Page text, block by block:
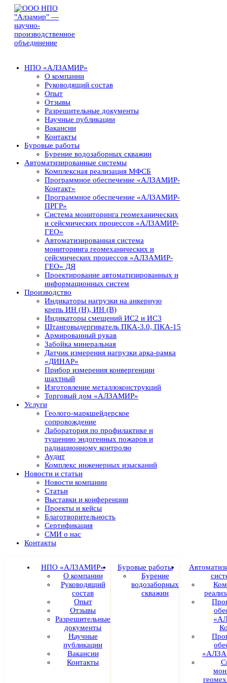
НПО «АЛЗАМИР»
О компании
Руководящий состав
Опыт
Отзывы
Разрешительные документы
Научные публикации
Вакансии
Контакты
Буровые работы
Бурение водозаборных скважин
Автоматизированные системы
Комплексная реализация МФСБ
Программное обеспечение «АЛЗАМИР-
Контакт»
Программное обеспечение «АЛЗАМИР-
ПРГР»
Система мониторинга геомеханических
и сейсмических процессов «АЛЗАМИР-
ГЕО»
Автоматизированная система
мониторинга геомеханических и
сейсмических процессов «АЛЗАМИР-
ГЕО» ДЯ
Проектирование автоматизированных и
информационных систем
Производство
Индикаторы нагрузки на анкерную
крепь ИН (Н), ИН (В)
Индикаторы смещений ИС2 и ИС3
Штанговыдергиватель ПКА-3.0, ПКА-15
Армированный рукав
Забойка минеральная
Датчик измерения нагрузки арка-рамка
«ДИНАР»
Прибор измерения конвергенции
шахтный
Изготовление металлоконструкций
Торговый дом «АЛЗАМИР»
Услуги
Геолого-маркшейдерское
сопровождение
Лаборатория по профилактике и
тушению эндогенных пожаров и
радиационному контролю
Аудит
Комплекс инженерных изысканий
Новости и статьи
Новости компании
Статьи
Выставки и конференции
Проекты и кейсы
Благотворительность
Сертификация
СМИ о нас
Контакты
НПО «АЛЗАМИР»
О компании
Руководящий
состав
Опыт
Отзывы
Разрешительные
документы
Научные
публикации
Вакансии
Контакты
Буровые работы
Бурение
водозаборных
скважин